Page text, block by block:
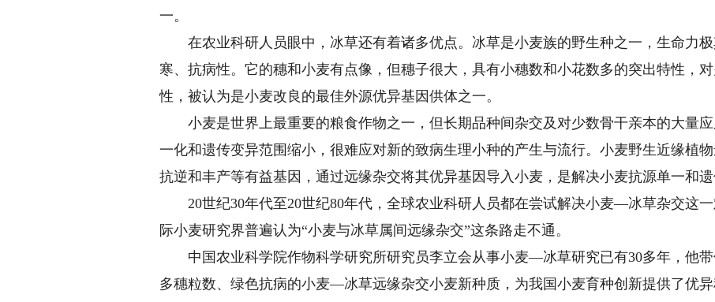
一。
在农业科研人员眼中，冰草还有着诸多优点。冰草是小麦族的野生种之一，生命力
寒、抗病性。它的穗和小麦有点像，但穗子很大，具有小穗数和小花数多的突出特性，
性，被认为是小麦改良的最佳外源优异基因供体之一。
小麦是世界上最重要的粮食作物之一，但长期品种间杂交及对少数骨干亲本的大量
一化和遗传变异范围缩小，很难应对新的致病生理小种的产生与流行。小麦野生近缘植物
抗逆和丰产等有益基因，通过远缘杂交将其优异基因导入小麦，是解决小麦抗源单一和遗
20世纪30年代至20世纪80年代，全球农业科研人员都在尝试解决小麦—冰草杂交这一
际小麦研究界普遍认为“小麦与冰草属间远缘杂交”这条路走不通。
中国农业科学院作物科学研究所研究员李立会从事小麦—冰草研究已有30多年，他带
多穗粒数、绿色抗病的小麦—冰草远缘杂交小麦新种质，为我国小麦育种创新提供了优异